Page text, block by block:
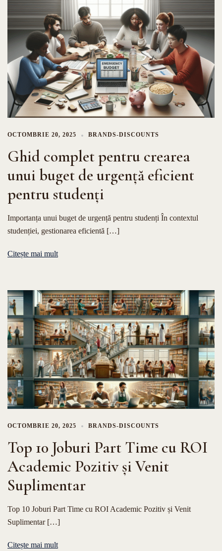
OCTOMBRIE 20, 2025 BRANDS-DISCOUNTS
Ghid complet pentru crearea
unui buget de urgență eficient
pentru studenți
Importanța unui buget de urgență pentru studenți În contextul
studenției, gestionarea eficientă […]
Citește mai mult
OCTOMBRIE 20, 2025 BRANDS-DISCOUNTS
Top 10 Joburi Part Time cu ROI
Academic Pozitiv și Venit
Suplimentar
Top 10 Joburi Part Time cu ROI Academic Pozitiv și Venit
Suplimentar […]
Citește mai mult